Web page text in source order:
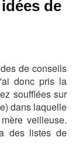
de conseils
donc pris la
soufflées sur
dans laquelle
veilleuse.
des listes de